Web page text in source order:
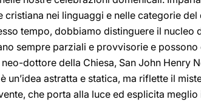
cristiana nei linguaggi e nelle categorie
tempo, dobbiamo distinguere il
sempre parziali e provvisorie e
dottore della Chiesa, San John Henry
un’idea astratta e statica, ma riflette il
che porta alla luce ed esplicita